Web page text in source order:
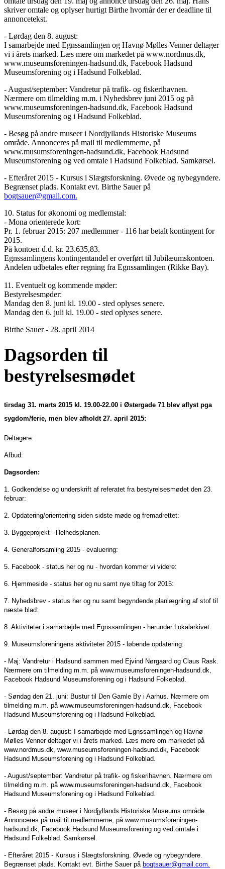
skriver omtale og oplyser hurtigt Birthe hvornår der er deadline til
annoncetekst.
- Lørdag den 8. august:
I samarbejde med Egnssamlingen og Havnø Mølles Venner deltager
vi i årets marked. Læs mere om markedet på www.nordmus.dk,
www.museumsforeningen-hadsund.dk, Facebook Hadsund
Museumsforening og i Hadsund Folkeblad.
- August/september: Vandretur på trafik- og fiskerihavnen.
Nærmere om tilmelding m.m. i Nyhedsbrev juni 2015 og på
www.museumsforeningen-hadsund.dk, Facebook Hadsund
Museumsforening og i Hadsund Folkeblad.
- Besøg på andre museer i Nordjyllands Historiske Museums
område. Annonceres på mail til medlemmerne, på
www.musumsforeningen-hadsund.dk, Facebook Hadsund
Museumsforening og ved omtale i Hadsund Folkeblad. Samkørsel.
- Efteråret 2015 - Kursus i Slægtsforskning. Øvede og nybegyndere.
Begrænset plads. Kontakt evt. Birthe Sauer på
bogtsauer@gmail.com.
10. Status for økonomi og medlemstal:
- Mona orienterede kort:
Pr. 1. februar 2015: 207 medlemmer - 116 har betalt kontingent for
2015.
På kontoen d.d. kr. 23.635,83.
Egnssamlingens kontingentandel er overført til Jubilæumskontoen.
Andelen udbetales efter regning fra Egnssamlingen (Rikke Bay).
11. Eventuelt og kommende møder:
Bestyrelsesmøder:
Mandag den 8. juni kl. 19.00 - sted oplyses senere.
Mandag den 6. juli kl. 19.00 - sted oplyses senere.
Birthe Sauer - 28. april 2014
Dagsorden til
bestyrelsesmødet
tirsdag 31. marts 2015 kl. 19.00-22.00 i Østergade 71 blev aflyst pga
sygdom/ferie, men blev afholdt 27. april 2015:
Deltagere:
Afbud:
Dagsorden:
1. Godkendelse og underskrift af referatet fra bestyrelsesmødet den 23.
februar:
2. Opdatering/orientering siden sidste møde og fremadrettet:
3. Byggeprojekt - Helhedsplanen.
4. Generalforsamling 2015 - evaluering:
5. Facebook - status her og nu - hvordan kommer vi videre:
6. Hjemmeside - status her og nu samt nye tiltag for 2015:
7. Nyhedsbrev - status her og nu samt begyndende planlægning af stof til
næste blad:
8. Aktiviteter i samarbejde med Egnssamlingen - herunder Lokalarkivet.
9. Museumsforeningens aktiviteter 2015 - løbende opdatering:
- Maj: Vandretur i Hadsund sammen med Ejvind Nørgaard og Claus Rask.
Nærmere om tilmelding m.m. på www.museumsforeningen-hadsund.dk,
Facebook Hadsund Museumsforening og i Hadsund Folkeblad.
- Søndag den 21. juni: Bustur til Den Gamle By i Aarhus. Nærmere om
tilmelding m.m. på www.museumsforeningen-hadsund.dk, Facebook
Hadsund Museumsforening og i Hadsund Folkeblad.
- Lørdag den 8. august: I samarbejde med Egnssamlingen og Havnø
Mølles Venner deltager vi i årets marked. Læs mere om markedet på
www.nordmus.dk, www.museumsforeningen-hadsund.dk, Facebook
Hadsund Museumsforening og i Hadsund Folkeblad.
- August/september: Vandretur på trafik- og fiskerihavnen. Nærmere om
tilmelding m.m. på www.museumsforeningen-hadsund.dk, Facebook
Hadsund Museumsforening og i Hadsund Folkeblad.
- Besøg på andre museer i Nordjyllands Historiske Museums område.
Annonceres på mail til medlemmerne, på www.musumsforeningen-
hadsund.dk, Facebook Hadsund Museumsforening og ved omtale i
Hadsund Folkeblad. Samkørsel.
- Efteråret 2015 - Kursus i Slægtsforskning. Øvede og nybegyndere.
Begrænset plads. Kontakt evt. Birthe Sauer på bogtsauer@gmail.com.